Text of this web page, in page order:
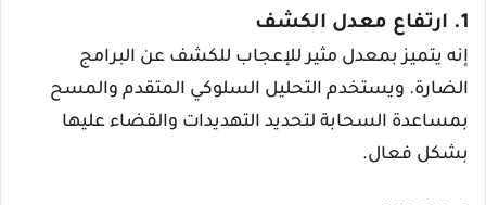
1. ارتفاع معدل الكشف
إنه يتميز بمعدل مثير للإعجاب للكشف عن البرامج
الضارة. ويستخدم التحليل السلوكي المتقدم والمسح
بمساعدة السحابة لتحديد التهديدات والقضاء عليها
بشكل فعال.